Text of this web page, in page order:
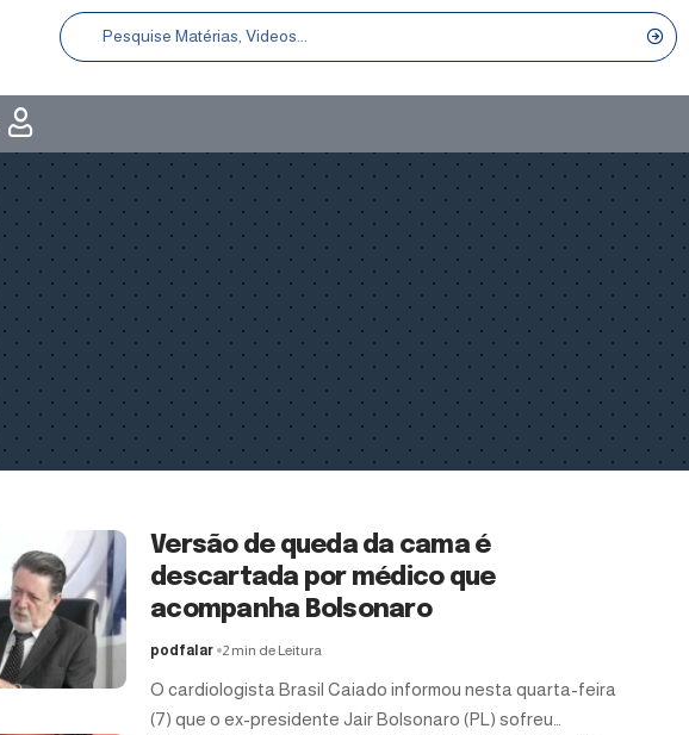
Versão de queda da cama é
descartada por médico que
acompanha Bolsonaro
podfalar 2 min de Leitura
O cardiologista Brasil Caiado informou nesta quarta-feira
(7) que o ex-presidente Jair Bolsonaro (PL) sofreu…